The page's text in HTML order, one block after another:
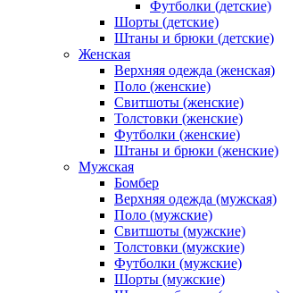
Футболки (детские)
Шорты (детские)
Штаны и брюки (детские)
Женская
Верхняя одежда (женская)
Поло (женские)
Свитшоты (женские)
Толстовки (женские)
Футболки (женские)
Штаны и брюки (женские)
Мужская
Бомбер
Верхняя одежда (мужская)
Поло (мужские)
Свитшоты (мужские)
Толстовки (мужские)
Футболки (мужские)
Шорты (мужские)